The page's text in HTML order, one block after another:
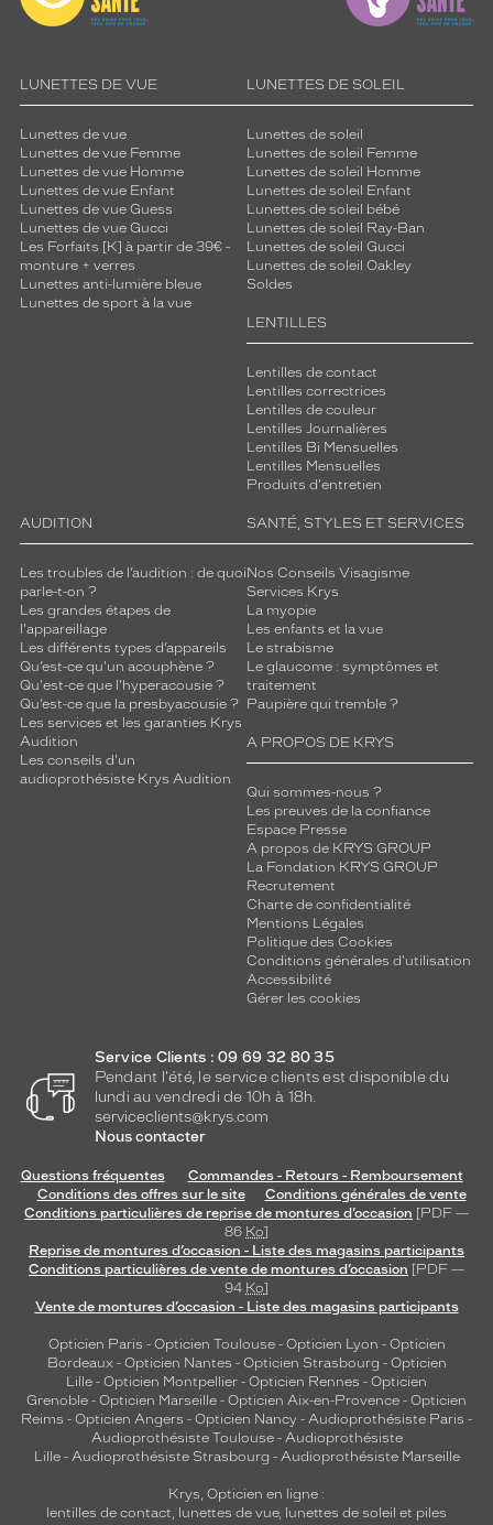
LUNETTES DE VUE
Lunettes de vue
Lunettes de vue Femme
Lunettes de vue Homme
Lunettes de vue Enfant
Lunettes de vue Guess
Lunettes de vue Gucci
Les Forfaits [K] à partir de 39€ -
monture + verres
Lunettes anti-lumière bleue
Lunettes de sport à la vue
LUNETTES DE SOLEIL
Lunettes de soleil
Lunettes de soleil Femme
Lunettes de soleil Homme
Lunettes de soleil Enfant
Lunettes de soleil bébé
Lunettes de soleil Ray-Ban
Lunettes de soleil Gucci
Lunettes de soleil Oakley
Soldes
LENTILLES
Lentilles de contact
Lentilles correctrices
Lentilles de couleur
Lentilles Journalières
Lentilles Bi Mensuelles
Lentilles Mensuelles
Produits d'entretien
AUDITION
Les troubles de l’audition : de quoi
parle-t-on ?
Les grandes étapes de
l'appareillage
Les différents types d’appareils
Qu’est-ce qu'un acouphène ?
Qu'est-ce que l'hyperacousie ?
Qu’est-ce que la presbyacousie ?
Les services et les garanties Krys
Audition
Les conseils d'un
audioprothésiste Krys Audition
SANTÉ, STYLES ET SERVICES
Nos Conseils Visagisme
Services Krys
La myopie
Les enfants et la vue
Le strabisme
Le glaucome : symptômes et
traitement
Paupière qui tremble ?
A PROPOS DE KRYS
Qui sommes-nous ?
Les preuves de la confiance
Espace Presse
A propos de KRYS GROUP
La Fondation KRYS GROUP
Recrutement
Charte de confidentialité
Mentions Légales
Politique des Cookies
Conditions générales d'utilisation
Accessibilité
Gérer les cookies
Service Clients : 09 69 32 80 35
Pendant l'été, le service clients est disponible du
lundi au vendredi de 10h à 18h.
serviceclients@krys.com
Nous contacter
Questions fréquentes
Commandes - Retours - Remboursement
Conditions des offres sur le site
Conditions générales de vente
Conditions particulières de reprise de montures d’occasion [PDF —
86 Ko]
Reprise de montures d’occasion - Liste des magasins participants
Conditions particulières de vente de montures d’occasion [PDF —
94 Ko]
Vente de montures d’occasion - Liste des magasins participants
Opticien Paris - Opticien Toulouse- Opticien Lyon - Opticien
Bordeaux- Opticien Nantes - Opticien Strasbourg - Opticien
Lille - Opticien Montpellier - Opticien Rennes - Opticien
Grenoble - Opticien Marseille - Opticien Aix-en-Provence - Opticien
Reims - Opticien Angers - Opticien Nancy - Audioprothésiste Paris -
Audioprothésiste Toulouse- Audioprothésiste
Lille- Audioprothésiste Strasbourg - Audioprothésiste Marseille
Krys, Opticien en ligne :
lentilles de contact lunettes de vue, lunettes de soleil et piles